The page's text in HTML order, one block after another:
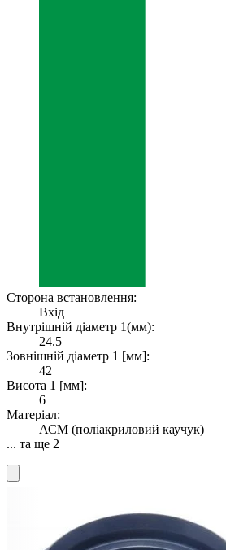
Сторона встановлення:
Вхід
Внутрішній діаметр 1(мм):
24.5
Зовнішній діаметр 1 [мм]:
42
Висота 1 [мм]:
6
Матеріал:
АСМ (поліакриловий каучук)
... та ще 2